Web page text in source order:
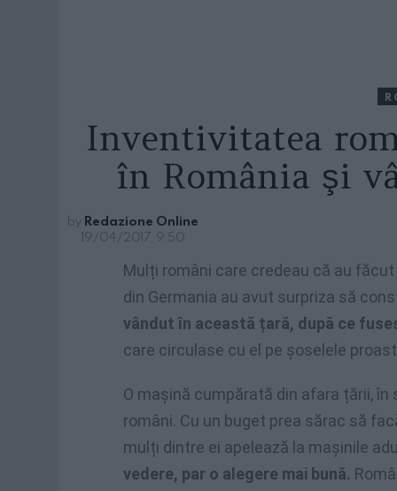
Inventivitatea
în România şi
by Redazione Online
19/04/2017, 9:50
Mulți români care credeau că au
din Germania au avut surpriza să
vândut în această țară, după ce
care circulase cu el pe șoselele
O mașină cumpărată din afara țării,
români. Cu un buget prea sărac să
mulți dintre ei apelează la mașinile
vedere, par o alegere mai bună.